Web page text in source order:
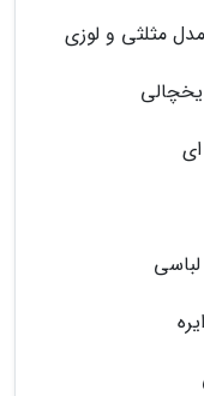
مثلثی و لوزی